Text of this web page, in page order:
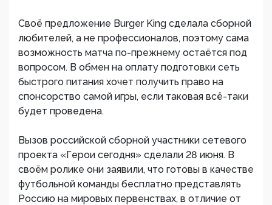
Своё предложение Burger King сделала сборной
любителей, а не профессионалов, поэтому сама
возможность матча по-прежнему остаётся под
вопросом. В обмен на оплату подготовки сеть
быстрого питания хочет получить право на
спонсорство самой игры, если таковая всё-таки
будет проведена.
Вызов российской сборной участники сетевого
проекта «Герои сегодня» сделали 28 июня. В
своём ролике они заявили, что готовы в качестве
футбольной команды бесплатно представлять
Россию на мировых первенствах, в отличие от